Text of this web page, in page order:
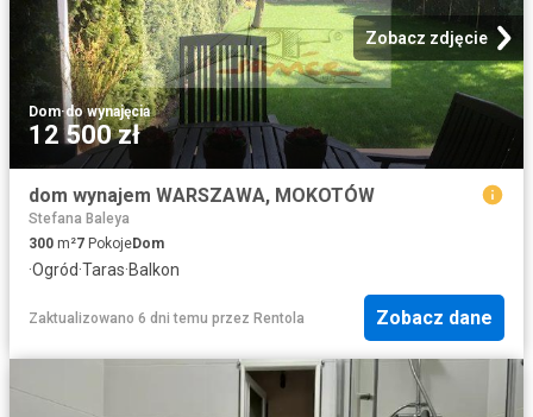
Zobacz zdjęcie
Dom·do wynajęcia
12 500 zł
dom wynajem WARSZAWA, MOKOTÓW
Stefana Baleya
300 m²7 PokojeDom
·Ogród·Taras·Balkon
Zaktualizowano 6 dni temu przez Rentola Zobacz dane